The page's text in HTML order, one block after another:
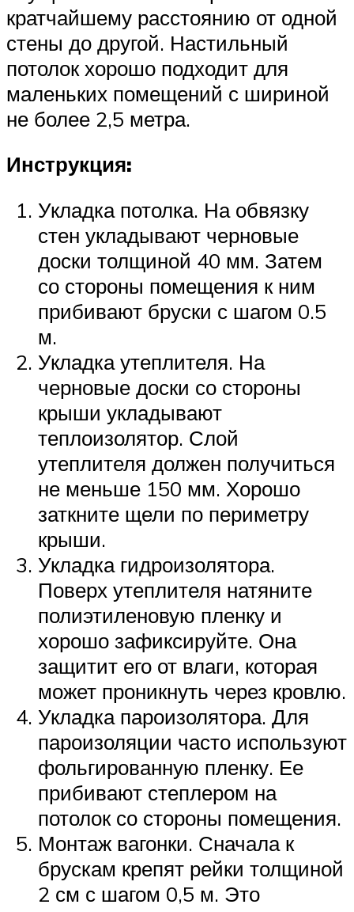
кратчайшему расстоянию от одной
стены до другой. Настильный
потолок хорошо подходит для
маленьких помещений с шириной
не более 2,5 метра.
Инструкция:
Укладка потолка. На обвязку
стен укладывают черновые
доски толщиной 40 мм. Затем
со стороны помещения к ним
прибивают бруски с шагом 0.5
м.
Укладка утеплителя. На
черновые доски со стороны
крыши укладывают
теплоизолятор. Слой
утеплителя должен получиться
не меньше 150 мм. Хорошо
заткните щели по периметру
крыши.
Укладка гидроизолятора.
Поверх утеплителя натяните
полиэтиленовую пленку и
хорошо зафиксируйте. Она
защитит его от влаги, которая
может проникнуть через кровлю.
Укладка пароизолятора. Для
пароизоляции часто используют
фольгированную пленку. Ее
прибивают степлером на
потолок со стороны помещения.
Монтаж вагонки. Сначала к
брускам крепят рейки толщиной
2 см с шагом 0,5 м. Это